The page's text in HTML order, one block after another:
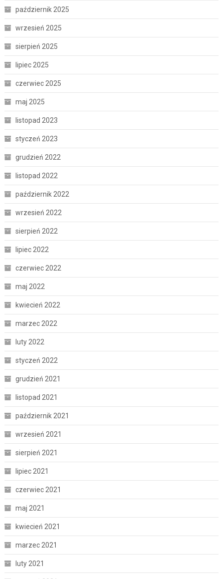
październik 2025
wrzesień 2025
sierpień 2025
lipiec 2025
czerwiec 2025
maj 2025
listopad 2023
styczeń 2023
grudzień 2022
listopad 2022
październik 2022
wrzesień 2022
sierpień 2022
lipiec 2022
czerwiec 2022
maj 2022
kwiecień 2022
marzec 2022
luty 2022
styczeń 2022
grudzień 2021
listopad 2021
październik 2021
wrzesień 2021
sierpień 2021
lipiec 2021
czerwiec 2021
maj 2021
kwiecień 2021
marzec 2021
luty 2021